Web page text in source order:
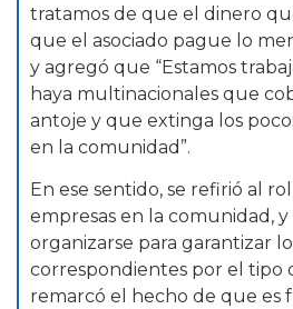
tratamos de que el dinero
que el asociado pague lo
y agregó que “Estamos
haya multinacionales que
antoje y que extinga los
en la comunidad”.
En ese sentido, se refirió al
empresas en la comunidad,
organizarse para garantizar
correspondientes por el tipo
remarcó el hecho de que es